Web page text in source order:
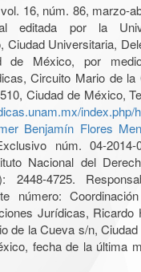
16, núm. 86, marzo-
editada por la
Ciudad Universitaria,
de México, por
Circuito Mario de
Ciudad de México,
index.php/
Benjamín Flores
núm. 04-2014-
Nacional del
2448-4725.
número:
Jurídicas, Ricardo
de la Cueva s/n,
fecha de la última